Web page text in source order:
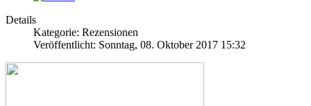
Details
Kategorie: Rezensionen
Veröffentlicht: Sonntag, 08. Oktober 2017 15:32